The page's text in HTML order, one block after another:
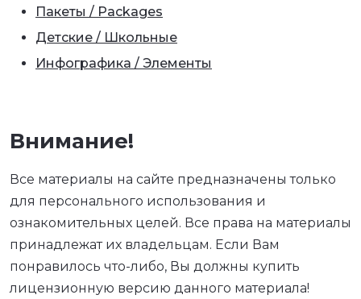
Пакеты / Packages
Детские / Школьные
Инфографика / Элементы
Внимание!
Все материалы на сайте предназначены только
для персонального использования и
ознакомительных целей. Все права на материалы
принадлежат их владельцам. Если Вам
понравилось что-либо, Вы должны купить
лицензионную версию данного материала!